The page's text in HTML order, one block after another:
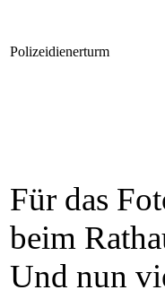
Polizeidienerturm
Für das
beim
Und nun